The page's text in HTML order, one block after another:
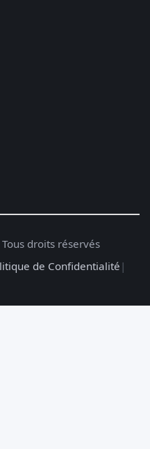
droits réservés
de Confidentialité|